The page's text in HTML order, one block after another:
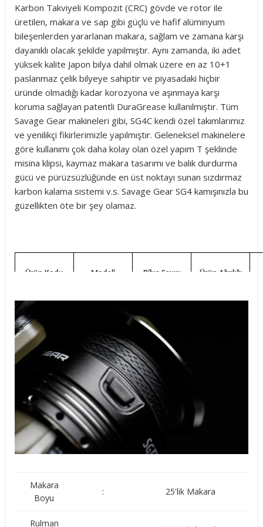
Karbon Takviyeli Kompozit (CRC) gövde ve rotor ile
üretilen, makara ve sap gibi güçlü ve hafif alüminyum
bileşenlerden yararlanan makara, sağlam ve zamana karşı
dayanıklı olacak şekilde yapılmıştır. Aynı zamanda, iki adet
yüksek kalite Japon bilya dahil olmak üzere en az 10+1
paslanmaz çelik bilyeye sahiptir ve piyasadaki hiçbir
üründe olmadığı kadar korozyona ve aşınmaya karşı
koruma sağlayan patentli DuraGrease kullanılmıştır. Tüm
Savage Gear makineleri gibi, SG4C kendi özel takımlarımız
ve yenilikçi fikirlerimizle yapılmıştır. Geleneksel makinelere
göre kullanımı çok daha kolay olan özel yapım T şeklinde
misina klipsi, kaymaz makara tasarımı ve balık durdurma
gücü ve pürüzsüzlüğünde en üst noktayı sunan sızdırmaz
karbon kalama sistemi v.s. Savage Gear SG4 kamışınızla bu
güzellikten öte bir şey olamaz.
Ürün Kodu Modeli Bilye Sayısı Ürün Ağırlığı
Makara
Boyu
: 25'lik Makara
Rulman